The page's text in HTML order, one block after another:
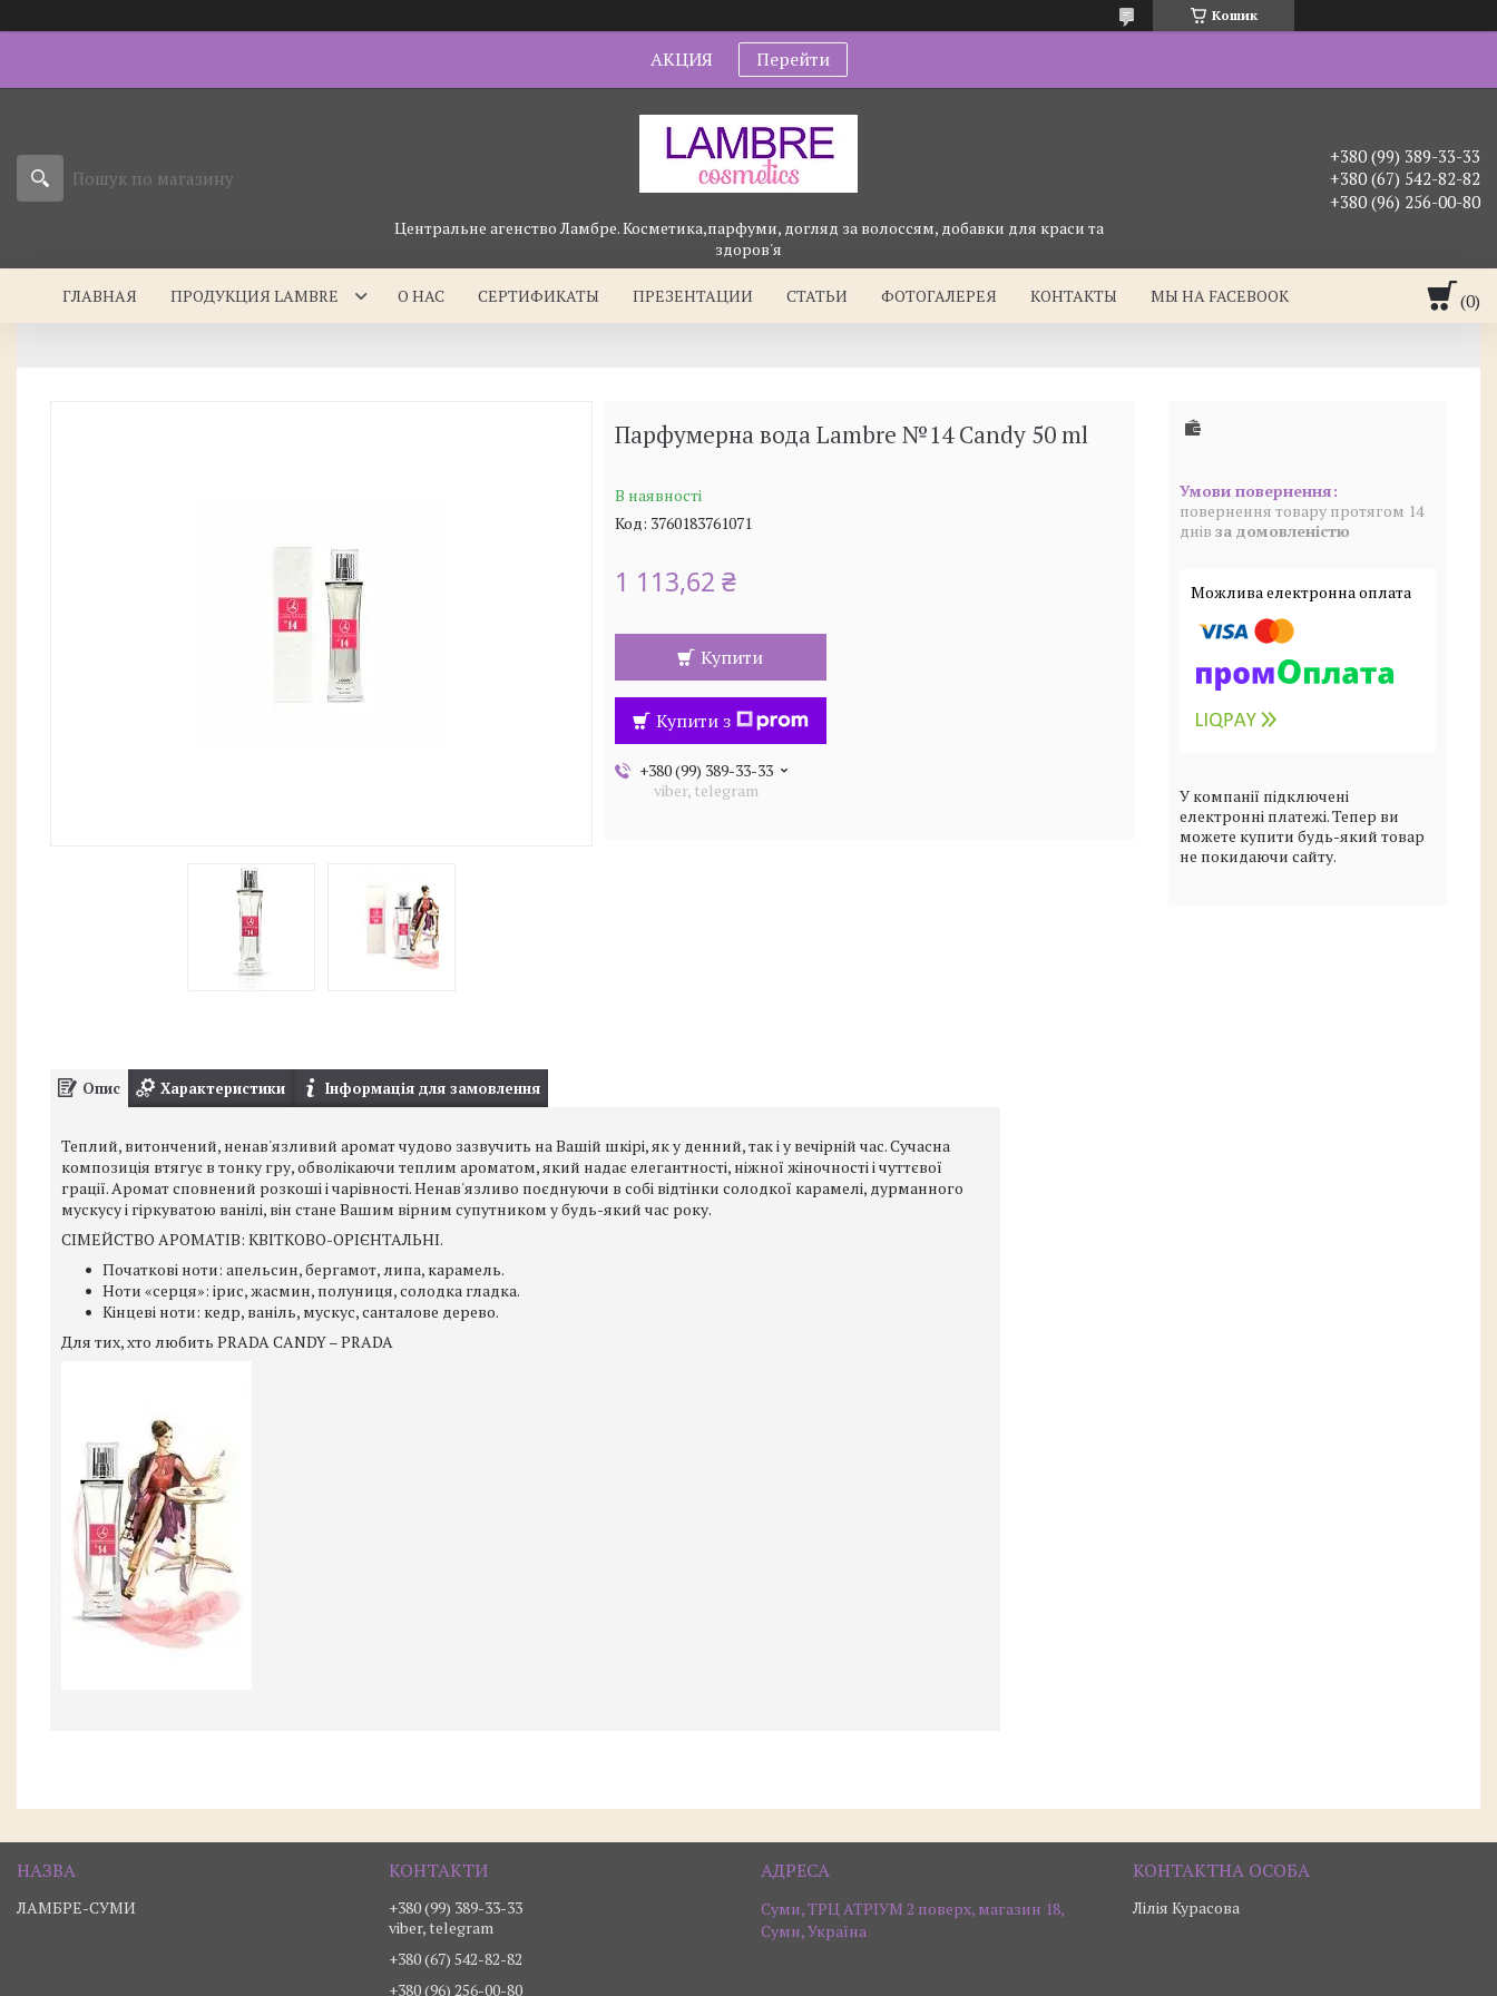
Кошик
АКЦИЯ Перейти
Центральне агенство Ламбре. Косметика,парфуми, догляд за волоссям, добавки для краси та
здоров'я
+380 (99) 389-33-33
+380 (67) 542-82-82
+380 (96) 256-00-80
ГЛАВНАЯ ПРОДУКЦИЯ LAMBRE О НАС СЕРТИФИКАТЫ ПРЕЗЕНТАЦИИ СТАТЬИ ФОТОГАЛЕРЕЯ КОНТАКТЫ МЫ НА FACEBOOK
Парфумерна вода Lаmbre №14 Candy 50 ml
В наявності
Код: 3760183761071
1 113,62 ₴
Купити
Купити з
+380 (99) 389-33-33
viber, telegram
повернення товару протягом 14
днів за домовленістю
У компанії підключені
електронні платежі. Тепер ви
можете купити будь-який товар
не покидаючи сайту.
Опис Характеристики Інформація для замовлення
Теплий, витончений, ненав'язливий аромат чудово зазвучить на Вашій шкірі, як у денний, так і у вечірній час. Сучасна
композиція втягує в тонку гру, обволікаючи теплим ароматом, який надає елегантності, ніжної жіночності і чуттєвої
грації. Аромат сповнений розкоші і чарівності. Ненав'язливо поєднуючи в собі відтінки солодкої карамелі, дурманного
мускусу і гіркуватою ванілі, він стане Вашим вірним супутником у будь-який час року.
СІМЕЙСТВО АРОМАТІВ: КВІТКОВО-ОРІЄНТАЛЬНІ.
Початкові ноти: апельсин, бергамот, липа, карамель.
Ноти «серця»: ірис, жасмин, полуниця, солодка гладка.
Кінцеві ноти: кедр, ваніль, мускус, санталове дерево.
Для тих, хто любить PRADA CANDY – PRADA
ЛАМБРЕ-СУМИ
+380 (99) 389-33-33
viber, telegram
+380 (67) 542-82-82
+380 (96) 256-00-80
Суми, ТРЦ АТРІУМ 2 поверх, магазин 18,
Суми, Україна
Лілія Курасова